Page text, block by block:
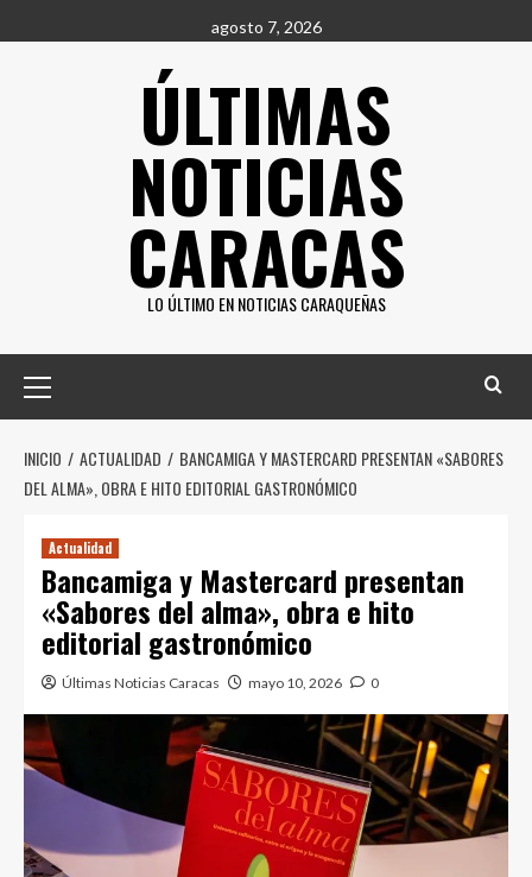
al
agosto 7, 2026
ÚLTIMAS
NOTICIAS
CARACAS
LO ÚLTIMO EN NOTICIAS CARAQUEÑAS
principal
INICIO ACTUALIDAD
BANCAMIGA Y MASTERCARD PRESENTAN «SABORES
DEL ALMA», OBRA E HITO EDITORIAL GASTRONÓMICO
Actualidad
Bancamiga y Mastercard presentan
«Sabores del alma», obra e hito
editorial gastronómico
Últimas Noticias Caracas mayo 10, 2026 0